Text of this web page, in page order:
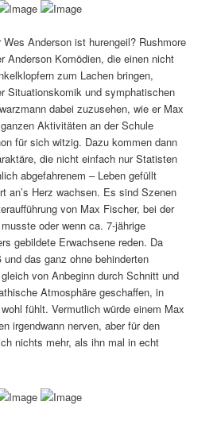
Anderson ist hurengeil? Rushmore
Anderson Komödien, die einen nicht
zum Lachen bringen,
Situationskomik und symphatischen
dabei zuzusehen, wie er Max
Aktivitäten an der Schule
für sich witzig. Dazu kommen dann
die nicht einfach nur Statisten
abgefahrenem – Leben gefüllt
an’s Herz wachsen. Es sind Szenen
von Max Fischer, bei der
oder wenn ca. 7-jährige
gebildete Erwachsene reden. Da
das ganz ohne behinderten
von Anbeginn durch Schnitt und
Atmosphäre geschaffen, in
fühlt. Vermutlich würde einem Max
irgendwann nerven, aber für den
nichts mehr, als ihn mal in echt